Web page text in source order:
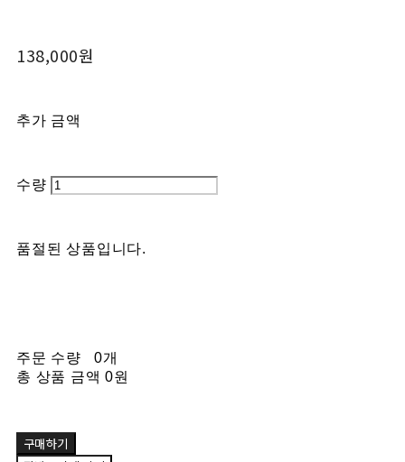
138,000원
추가 금액
수량
품절된 상품입니다.
주문 수량
0개
총 상품 금액 0원
구매하기